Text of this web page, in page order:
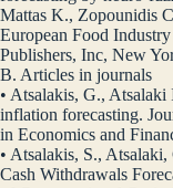
Mattas K., Zopounidis
European Food
Publishers, Inc, New
B. Articles in journals
• Atsalakis, G.,
inflation forecasting.
in Economics and
• Atsalakis, S.,
Cash Withdrawals